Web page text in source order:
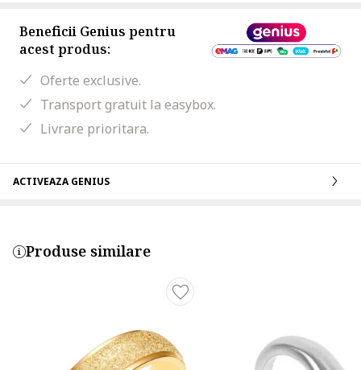
Beneficii Genius pentru
acest produs:
Oferte exclusive.
Transport gratuit la easybox.
Livrare prioritara.
ACTIVEAZA GENIUS
Produse similare